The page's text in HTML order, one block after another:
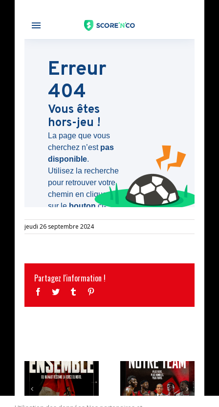
jeudi 26 septembre 2024
Partagez l'information !
Facebook
Twitter Tumblr
LA CAMPAGNE
L’EFFECTIF